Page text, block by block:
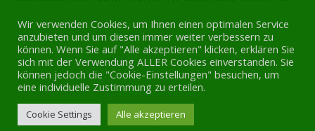
Tricks, Projekte oder sonstiges Wissen anderen
Modellbauern mitzuteilen.
Setzen Sie sich mit uns in Verbindung!
Wir verwenden Cookies, um Ihnen einen optimalen Service
anzubieten und um diesen immer weiter verbessern zu
können. Wenn Sie auf "Alle akzeptieren" klicken, erklären Sie
sich mit der Verwendung ALLER Cookies einverstanden. Sie
können jedoch die "Cookie-Einstellungen" besuchen, um
eine individuelle Zustimmung zu erteilen.
Cookie Settings Alle akzeptieren